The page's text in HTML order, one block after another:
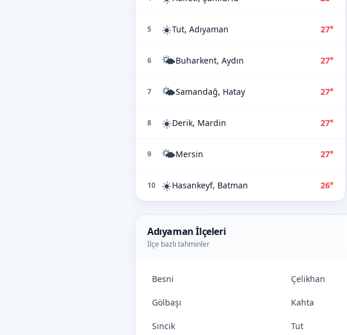
5 ☀️Tut, Adıyaman 27°
6 🌤️Buharkent, Aydın 27°
7 🌤️Samandağ, Hatay 27°
8 ☀️Derik, Mardin 27°
9 🌤️Mersin 27°
10 ☀️Hasankeyf, Batman 26°
Adıyaman İlçeleri
İlçe bazlı tahminler
Besni Çelikhan
Gölbaşı Kahta
Sincik Tut